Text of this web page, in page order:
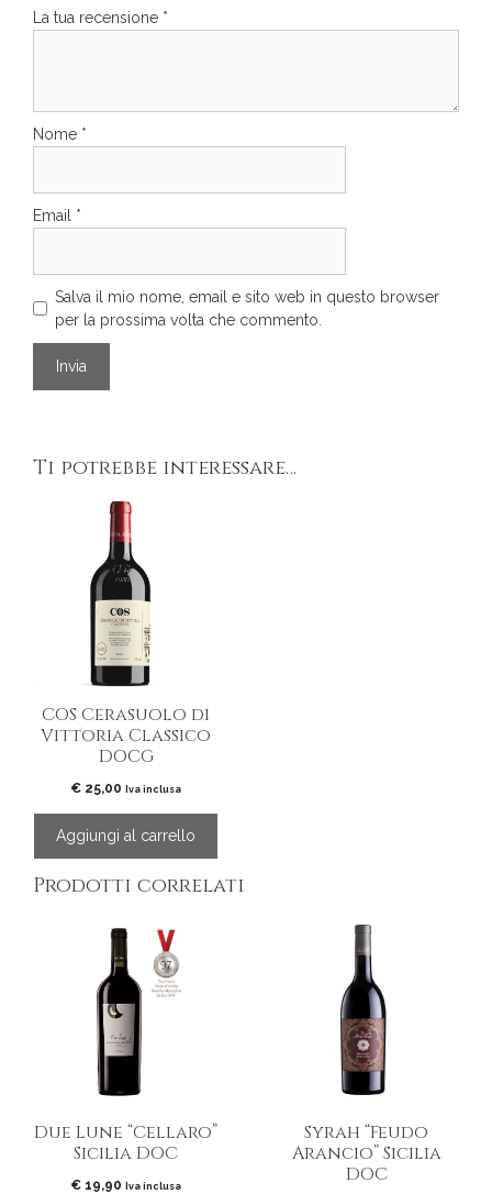
La tua recensione *
Nome *
Email *
Salva il mio nome, email e sito web in questo browser
per la prossima volta che commento.
Ti potrebbe interessare…
COS Cerasuolo di
Vittoria Classico
DOCG
€25,00 Iva inclusa
Aggiungi al carrello
Prodotti correlati
Due Lune “Cellaro”
Sicilia DOC
€19,90 Iva inclusa
Syrah “Feudo
Arancio” Sicilia
DOC